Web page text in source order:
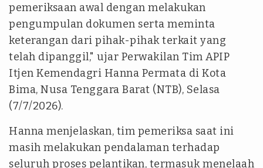
pemeriksaan awal dengan melakukan
pengumpulan dokumen serta meminta
keterangan dari pihak-pihak terkait yang
telah dipanggil," ujar Perwakilan Tim APIP
Itjen Kemendagri Hanna Permata di Kota
Bima, Nusa Tenggara Barat (NTB), Selasa
(7/7/2026).
Hanna menjelaskan, tim pemeriksa saat ini
masih melakukan pendalaman terhadap
seluruh proses pelantikan, termasuk menelaah